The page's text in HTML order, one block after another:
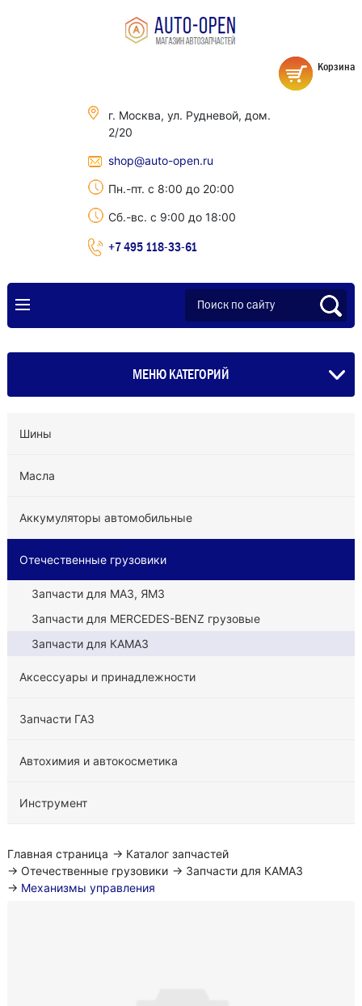
г. Москва, ул. Рудневой, дом.
2/20
shop@auto-open.ru
Пн.-пт. с 8:00 до 20:00
Сб.-вс. с 9:00 до 18:00
+7 495 118-33-61
Корзина
МЕНЮ КАТЕГОРИЙ
Шины
Масла
Аккумуляторы автомобильные
Отечественные грузовики
Запчасти для МАЗ, ЯМЗ
Запчасти для MERCEDES-BENZ грузовые
Запчасти для КАМАЗ
Аксессуары и принадлежности
Запчасти ГАЗ
Автохимия и автокосметика
Инструмент
Главная страница → Каталог запчастей
→ Отечественные грузовики → Запчасти для КАМАЗ
→ Механизмы управления